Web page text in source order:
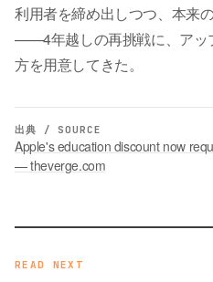
利用者を締め出しつつ、本来
——4年越しの再挑戦に、アッ
方を用意してきた。
出典 / SOURCE
Apple's education discount now
— theverge.com
READ NEXT